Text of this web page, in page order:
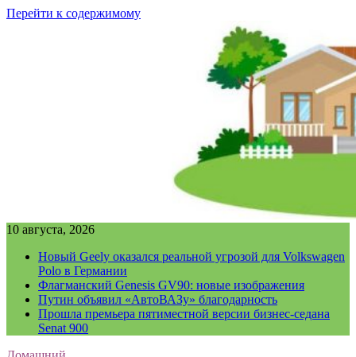
Перейти к содержимому
10 августа, 2026
Новый Geely оказался реальной угрозой для Volkswagen
Polo в Германии
Флагманский Genesis GV90: новые изображения
Путин объявил «АвтоВАЗу» благодарность
Прошла премьера пятиместной версии бизнес-седана
Senat 900